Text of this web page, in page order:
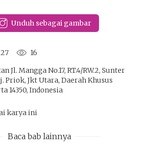
Unduh sebagai gambar
16
Jl. Mangga No.17, RT.4/RW.2, Sunter
Priok, Jkt Utara, Daerah Khusus
14350, Indonesia
karya ini
Baca bab lainnya